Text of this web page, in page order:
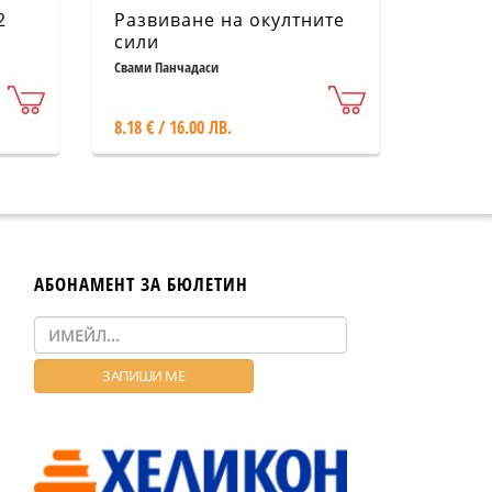
Развиване на окултните
сили
Свами Панчадаси
8.18 € / 16.00 ЛВ.
АБОНАМЕНТ ЗА БЮЛЕТИН